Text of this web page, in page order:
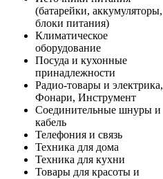
(батарейки, аккумуляторы,
блоки питания)
Климатическое
оборудование
Посуда и кухонные
принадлежности
Радио-товары и электрика,
Фонари, Инструмент
Соединительные шнуры и
кабель
Телефония и связь
Техника для дома
Техника для кухни
Товары для красоты и